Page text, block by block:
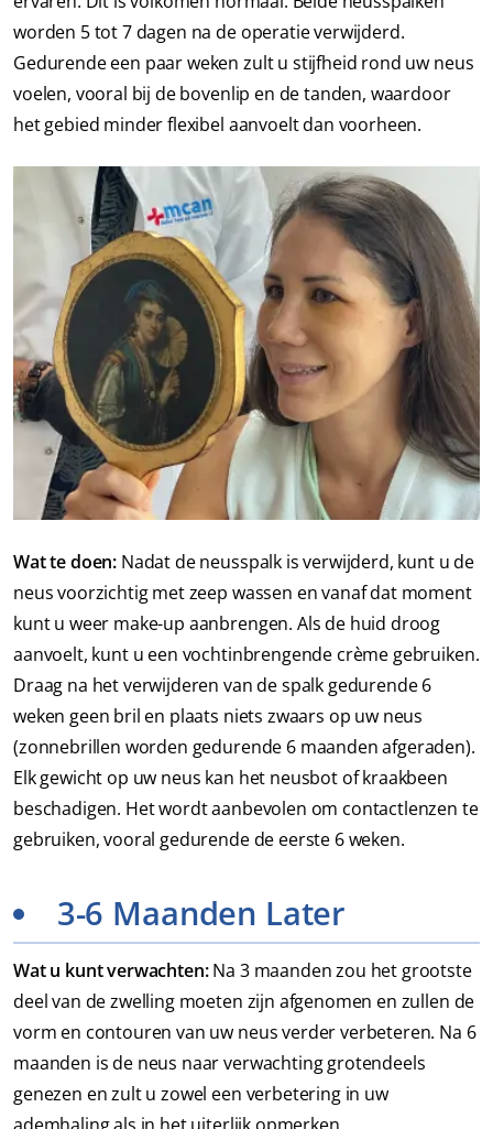
worden 5 tot 7 dagen na de operatie verwijderd.
Gedurende een paar weken zult u stijfheid rond uw neus
voelen, vooral bij de bovenlip en de tanden, waardoor
het gebied minder flexibel aanvoelt dan voorheen.
Wat te doen: Nadat de neusspalk is verwijderd, kunt u de
neus voorzichtig met zeep wassen en vanaf dat moment
kunt u weer make-up aanbrengen. Als de huid droog
aanvoelt, kunt u een vochtinbrengende crème gebruiken.
Draag na het verwijderen van de spalk gedurende 6
weken geen bril en plaats niets zwaars op uw neus
(zonnebrillen worden gedurende 6 maanden afgeraden).
Elk gewicht op uw neus kan het neusbot of kraakbeen
beschadigen. Het wordt aanbevolen om contactlenzen te
gebruiken, vooral gedurende de eerste 6 weken.
3-6 Maanden Later
Wat u kunt verwachten:Na 3 maanden zou het grootste
deel van de zwelling moeten zijn afgenomen en zullen de
vorm en contouren van uw neus verder verbeteren. Na 6
maanden is de neus naar verwachting grotendeels
genezen en zult u zowel een verbetering in uw